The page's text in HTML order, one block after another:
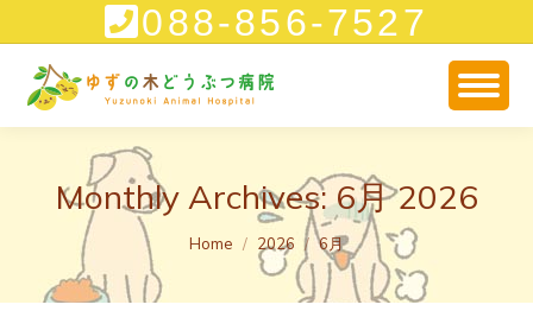
088-856-7527
Monthly Archives:6月 2026
You are here:
Home 2026 6月